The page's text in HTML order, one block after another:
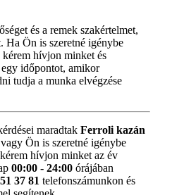
és a remek szakértelmet,
Ha Ön is szeretné igénybe
hívjon minket és
időpontot, amikor
tudja a munka elvégzése
maradtak Ferroli kazán
Ön is szeretné igénybe
hívjon minket az év
00:00 - 24:00 órájában
37 81 telefonszámunkon és